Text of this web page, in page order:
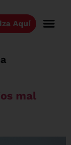
Aquí
mal